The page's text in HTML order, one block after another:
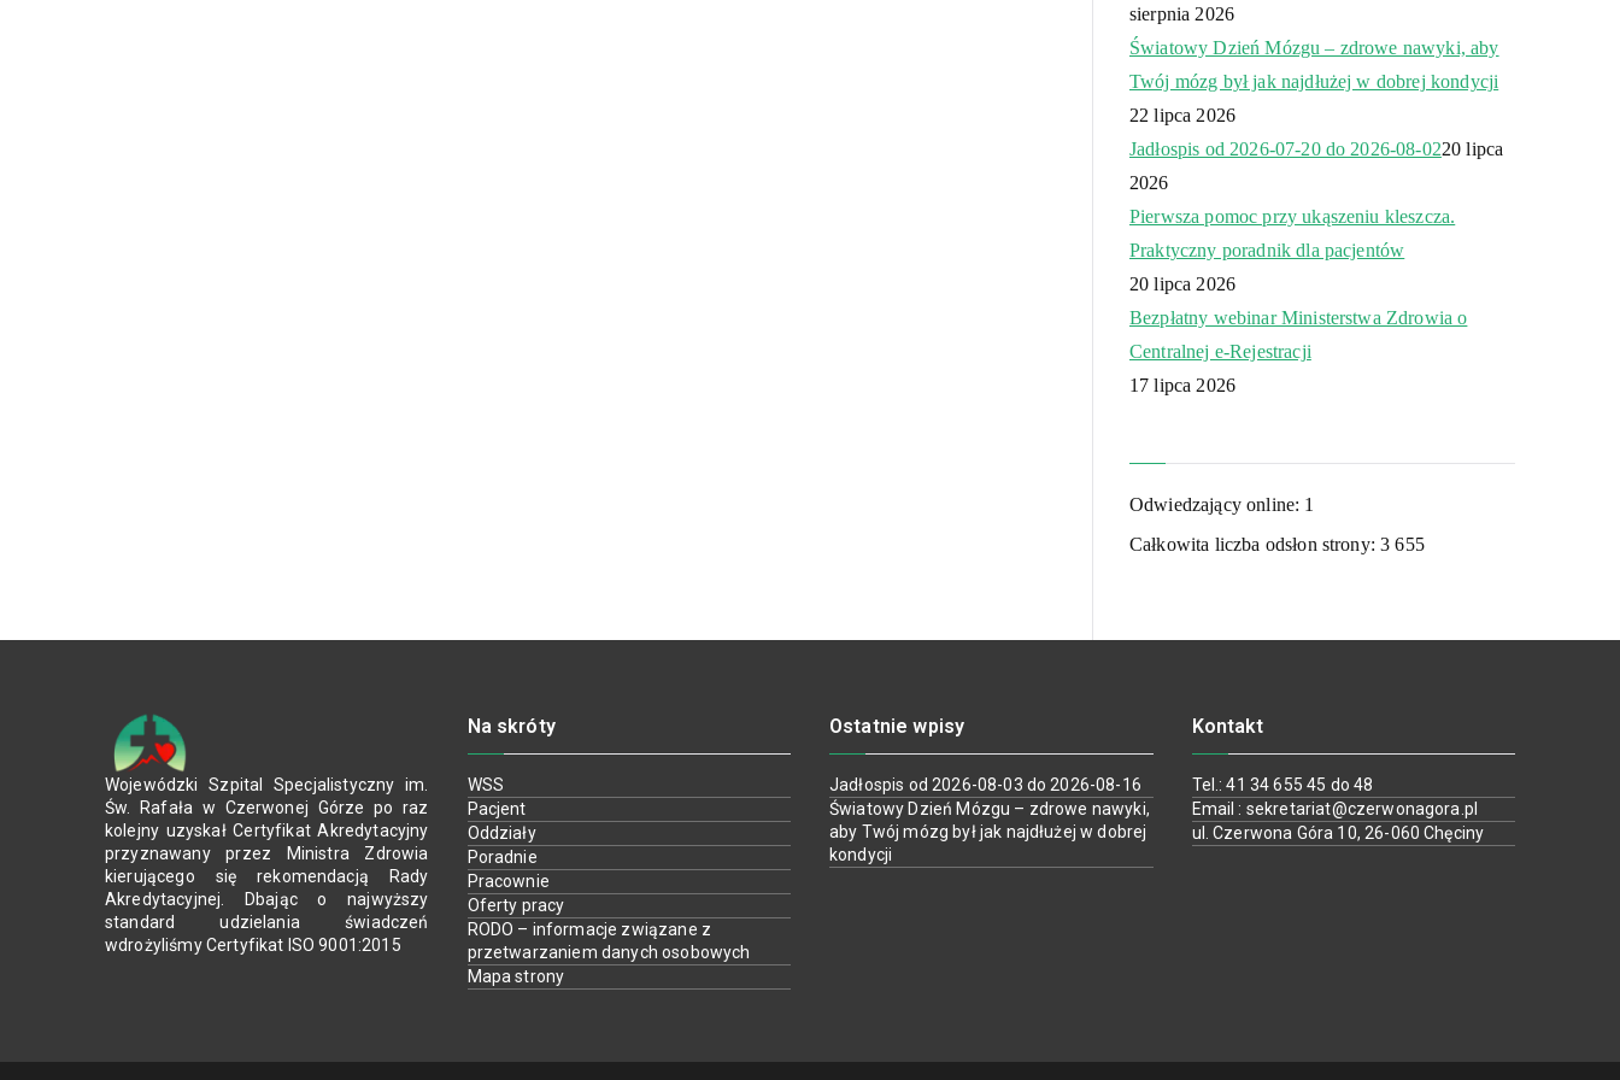
sierpnia 2026
Światowy Dzień Mózgu – zdrowe nawyki, aby
Twój mózg był jak najdłużej w dobrej kondycji
22 lipca 2026
Jadłospis od 2026-07-20 do 2026-08-0220 lipca
2026
Pierwsza pomoc przy ukąszeniu kleszcza.
Praktyczny poradnik dla pacjentów
20 lipca 2026
Bezpłatny webinar Ministerstwa Zdrowia o
Centralnej e-Rejestracji
17 lipca 2026
Odwiedzający online: 1
Całkowita liczba odsłon strony:3 655
Wojewódzki Szpital Specjalistyczny im.
Św. Rafała w Czerwonej Górze po raz
kolejny uzyskał Certyfikat Akredytacyjny
przyznawany przez Ministra Zdrowia
kierującego się rekomendacją Rady
Akredytacyjnej. Dbając o najwyższy
standard udzielania świadczeń
wdrożyliśmy Certyfikat ISO 9001:2015
Na skróty
WSS
Pacjent
Oddziały
Poradnie
Pracownie
Oferty pracy
RODO – informacje związane z
przetwarzaniem danych osobowych
Mapa strony
Ostatnie wpisy
Jadłospis od 2026-08-03 do 2026-08-16
Światowy Dzień Mózgu – zdrowe nawyki,
aby Twój mózg był jak najdłużej w dobrej
kondycji
Kontakt
Tel.: 41 34 655 45 do 48
Email : sekretariat@czerwonagora.pl
ul. Czerwona Góra 10, 26-060 Chęciny